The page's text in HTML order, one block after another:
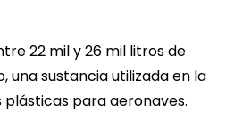
22 mil y 26 mil litros de
una sustancia utilizada en la
para aeronaves.